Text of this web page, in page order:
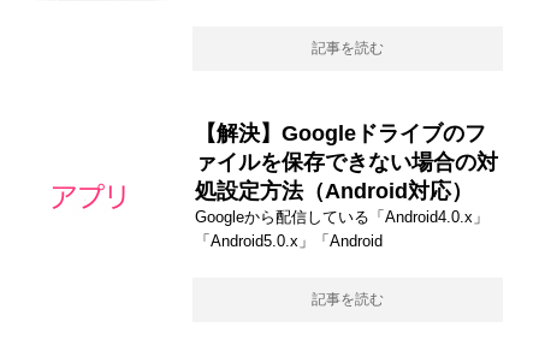
記事を読む
【解決】Googleドライブのフ
ァイルを保存できない場合の対
処設定方法（Android対応）
Googleから配信している「Android4.0.x」
「Android5.0.x」「Android
記事を読む